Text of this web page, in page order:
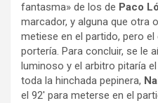
fantasma» de los de Paco
marcador, y alguna que otra
metiese en el partido, pero
portería. Para concluir, se le
luminoso y el arbitro pitaría
toda la hinchada pepinera,
el 92′ para meterse en el